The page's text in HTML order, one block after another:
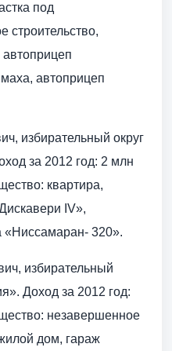
под
строительство,
автоприцеп
избирательный округ
за 2012 год: 2 млн
квартира,
IV»,
«Ниссамаран- 320».
избирательный
Доход за 2012 год:
незавершенное
дом, гараж